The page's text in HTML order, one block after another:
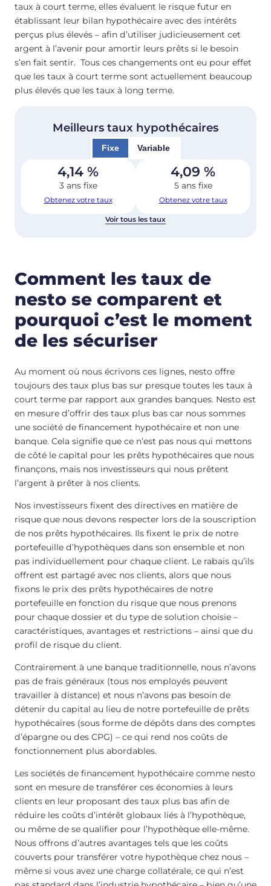
taux à court terme, elles évaluent le risque futur en
établissant leur bilan hypothécaire avec des intérêts
perçus plus élevés – afin d’utiliser judicieusement cet
argent à l’avenir pour amortir leurs prêts si le besoin
s’en fait sentir. Tous ces changements ont eu pour effet
que les taux à court terme sont actuellement beaucoup
plus élevés que les taux à long terme.
Meilleurs taux hypothécaires
Fixe Variable
4,14 %
3 ans fixe
Obtenez votre taux
4,09 %
5 ans fixe
Obtenez votre taux
Voir tous les taux
Comment les taux de
nesto se comparent et
pourquoi c’est le moment
de les sécuriser
Au moment où nous écrivons ces lignes, nesto offre
toujours des taux plus bas sur presque toutes les taux à
court terme par rapport aux grandes banques. Nesto est
en mesure d’offrir des taux plus bas car nous sommes
une société de financement hypothécaire et non une
banque. Cela signifie que ce n’est pas nous qui mettons
de côté le capital pour les prêts hypothécaires que nous
finançons, mais nos investisseurs qui nous prêtent
l’argent à prêter à nos clients.
Nos investisseurs fixent des directives en matière de
risque que nous devons respecter lors de la souscription
de nos prêts hypothécaires. Ils fixent le prix de notre
portefeuille d’hypothèques dans son ensemble et non
pas individuellement pour chaque client. Le rabais qu’ils
offrent est partagé avec nos clients, alors que nous
fixons le prix des prêts hypothécaires de notre
portefeuille en fonction du risque que nous prenons
pour chaque dossier et du type de solution choisie –
caractéristiques, avantages et restrictions – ainsi que du
profil de risque du client.
Contrairement à une banque traditionnelle, nous n’avons
pas de frais généraux (tous nos employés peuvent
travailler à distance) et nous n’avons pas besoin de
détenir du capital au lieu de notre portefeuille de prêts
hypothécaires (sous forme de dépôts dans des comptes
d’épargne ou des CPG) – ce qui rend nos coûts de
fonctionnement plus abordables.
Les sociétés de financement hypothécaire comme nesto
sont en mesure de transférer ces économies à leurs
clients en leur proposant des taux plus bas afin de
réduire les coûts d’intérêt globaux liés à l’hypothèque,
ou même de se qualifier pour l’hypothèque elle-même.
Nous offrons d’autres avantages tels que les coûts
couverts pour transférer votre hypothèque chez nous –
même si vous avez une charge collatérale, ce qui n’est